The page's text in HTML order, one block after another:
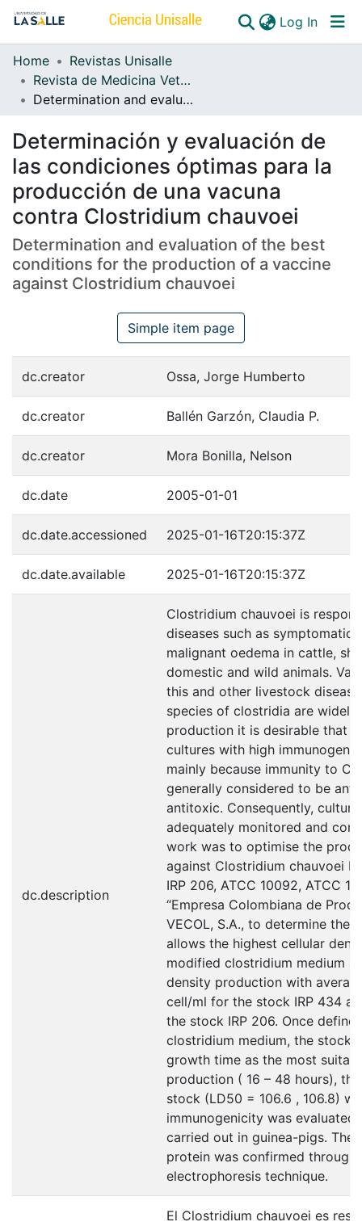
Log In
Communities & Collections
All of DSpace
Home
Revistas Unisalle
Revista de Medicina Veterinaria
Determination and evaluation of the best conditions for the production of a vaccine against Clostridium chauvoei
Determinación y evaluación de
las condiciones óptimas para la
producción de una vacuna
contra Clostridium chauvoei
Determination and evaluation of the best
conditions for the production of a vaccine
against Clostridium chauvoei
Simple item page
dc.creator Ossa, Jorge Humberto
dc.creator Ballén Garzón, Claudia P.
dc.creator Mora Bonilla, Nelson
dc.date 2005-01-01
dc.date.accessioned 2025-01-16T20:15:37Z
dc.date.available 2025-01-16T20:15:37Z
dc.description
Clostridium chauvoei is
diseases such as symptomatic
malignant oedema in cattle,
domestic and wild animals.
this and other livestock
species of clostridia are widely
production it is desirable that
cultures with high
mainly because immunity to
generally considered to be
antitoxic. Consequently,
adequately monitored and
work was to optimise the
against Clostridium chauvoei
IRP 206, ATCC 10092, ATCC
“Empresa Colombiana de
VECOL, S.A., to determine the
allows the highest cellular
modified clostridium medium
density production with
cell/ml for the stock IRP 434
the stock IRP 206. Once
clostridium medium, the stock
growth time as the most
production ( 16 – 48 hours),
stock (LD50 = 106.6 , 106.8)
immunogenicity was
carried out in guinea-pigs. The
protein was confirmed through
electrophoresis technique.
El Clostridium chauvoei es